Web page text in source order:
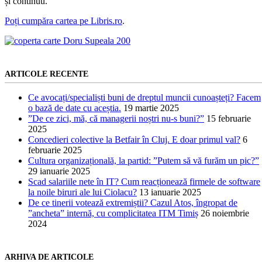
Poți cumpăra cartea pe Libris.ro.
ARTICOLE RECENTE
Ce avocați/specialiști buni de dreptul muncii cunoașteți? Facem
o bază de date cu aceștia. 19 martie 2025
”De ce zici, mă, că managerii noștri nu-s buni?” 15 februarie
2025
Concedieri colective la Betfair în Cluj. E doar primul val? 6
februarie 2025
Cultura organizațională, la partid: ”Putem să vă furăm un pic?”
29 ianuarie 2025
Scad salariile nete în IT? Cum reacționează firmele de software
la noile biruri ale lui Ciolacu? 13 ianuarie 2025
De ce tinerii votează extremiștii? Cazul Atos, îngropat de
”ancheta” internă, cu complicitatea ITM Timiș 26 noiembrie
2024
ARHIVA DE ARTICOLE